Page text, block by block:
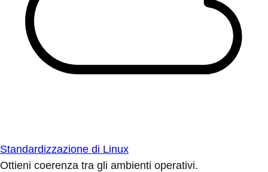
Standardizzazione di Linux
Ottieni coerenza tra gli ambienti operativi.